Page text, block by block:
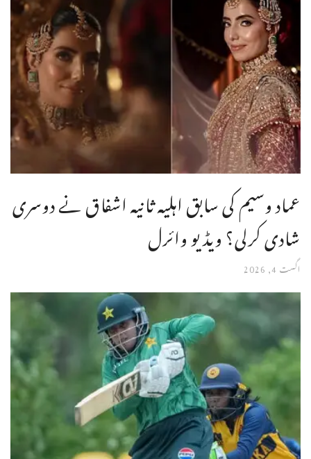
عماد وسیم کی سابق اہلیہ ثانیہ اشفاق نے دوسری
شادی کرلی؟ ویڈیو وائرل
اگست 4, 2026